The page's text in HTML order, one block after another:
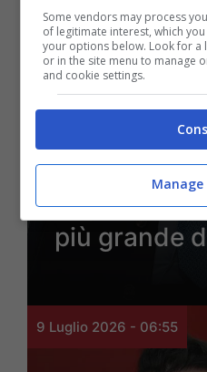
Juventus, i
raccontano
più grande
9 Luglio 2026 - 06:55
Some vendors may process
of legitimate interest, which
your options below. Look for a
or in the site menu to manage
and cookie settings.